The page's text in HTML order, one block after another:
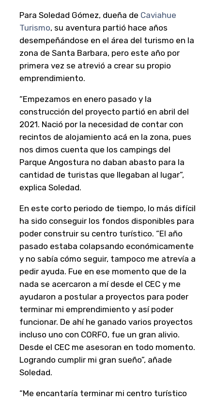
Para Soledad Gómez, dueña de Caviahue
Turismo, su aventura partió hace años
desempeñándose en el área del turismo en la
zona de Santa Barbara, pero este año por
primera vez se atrevió a crear su propio
emprendimiento.
“Empezamos en enero pasado y la
construcción del proyecto partió en abril del
2021. Nació por la necesidad de contar con
recintos de alojamiento acá en la zona, pues
nos dimos cuenta que los campings del
Parque Angostura no daban abasto para la
cantidad de turistas que llegaban al lugar”,
explica Soledad.
En este corto periodo de tiempo, lo más difícil
ha sido conseguir los fondos disponibles para
poder construir su centro turístico. “El año
pasado estaba colapsando económicamente
y no sabía cómo seguir, tampoco me atrevía a
pedir ayuda. Fue en ese momento que de la
nada se acercaron a mí desde el CEC y me
ayudaron a postular a proyectos para poder
terminar mi emprendimiento y así poder
funcionar. De ahí he ganado varios proyectos
incluso uno con CORFO, fue un gran alivio.
Desde el CEC me asesoran en todo momento.
Logrando cumplir mi gran sueño”, añade
Soledad.
“Me encantaría terminar mi centro turístico